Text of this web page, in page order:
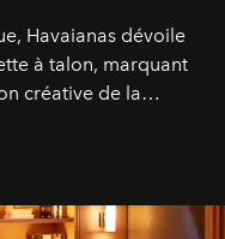
Havaianas dévoile
à talon, marquant
créative de la